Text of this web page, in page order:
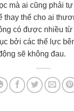
mà ai cũng phải
thay thế cho ai
có được nhiều
bởi các thế lực
sẽ không đau.